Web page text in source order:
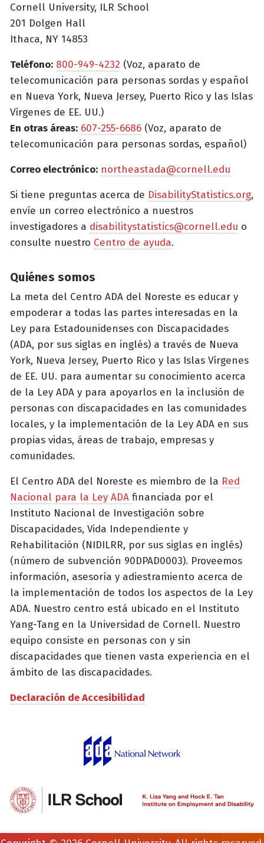
Cornell University, ILR School
201 Dolgen Hall
Ithaca, NY 14853
Teléfono: 800-949-4232 (Voz, aparato de
telecomunicación para personas sordas y español
en Nueva York, Nueva Jersey, Puerto Rico y las Islas
Vírgenes de EE. UU.)
En otras áreas: 607-255-6686 (Voz, aparato de
telecomunicación para personas sordas, español)
Correo electrónico: northeastada@cornell.edu
Si tiene preguntas acerca de DisabilityStatistics.org,
envíe un correo electrónico a nuestros
investigadores a disabilitystatistics@cornell.edu o
consulte nuestro Centro de ayuda.
Quiénes somos
La meta del Centro ADA del Noreste es educar y
empoderar a todas las partes interesadas en la
Ley para Estadounidenses con Discapacidades
(ADA, por sus siglas en inglés) a través de Nueva
York, Nueva Jersey, Puerto Rico y las Islas Vírgenes
de EE. UU. para aumentar su conocimiento acerca
de la Ley ADA y para apoyarlos en la inclusión de
personas con discapacidades en las comunidades
locales, y la implementación de la Ley ADA en sus
propias vidas, áreas de trabajo, empresas y
comunidades.
El Centro ADA del Noreste es miembro de la Red
Nacional para la Ley ADA financiada por el
Instituto Nacional de Investigación sobre
Discapacidades, Vida Independiente y
Rehabilitación (NIDILRR, por sus siglas en inglés)
(número de subvención 90DPAD0003). Proveemos
información, asesoría y adiestramiento acerca de
la implementación de todos los aspectos de la Ley
ADA. Nuestro centro está ubicado en el Instituto
Yang-Tang en la Universidad de Cornell. Nuestro
equipo consiste en personas con y sin
discapacidades que tienen vasta experiencia en el
ámbito de las discapacidades.
Declaración de Accesibilidad